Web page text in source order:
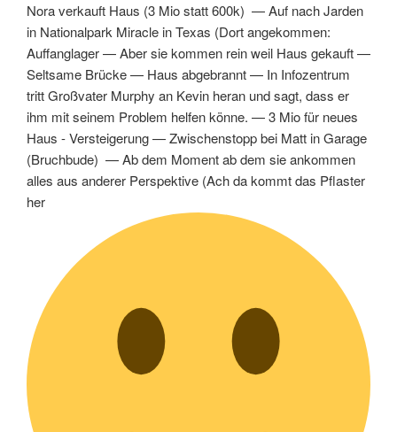
Nora verkauft Haus (3 Mio statt 600k) —Auf nach Jarden
in Nationalpark Miracle in Texas (Dort angekommen:
Auffanglager—Aber sie kommen rein weil Haus gekauft—
Seltsame Brücke— Haus abgebrannt— In Infozentrum
tritt Großvater Murphy an Kevin heran und sagt, dass er
ihm mit seinem Problem helfen könne. —3 Mio für neues
Haus - Versteigerung—Zwischenstopp bei Matt in Garage
(Bruchbude) —Ab dem Moment ab dem sie ankommen
alles aus anderer Perspektive (Ach da kommt das Pflaster
her